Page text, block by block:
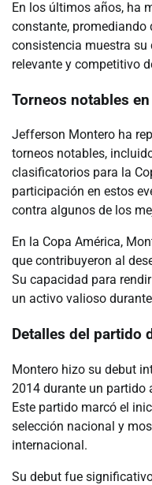
En los últimos años, ha
constante, promediando
consistencia muestra
relevante y competitivo
Torneos notables
Jefferson Montero ha
torneos notables,
clasificatorios para la
participación en estos
contra algunos de los
En la Copa América,
que contribuyeron al
Su capacidad para
un activo valioso
Detalles del partido
Montero hizo su debut
2014 durante un partido
Este partido marcó el
selección nacional y
internacional.
Su debut fue